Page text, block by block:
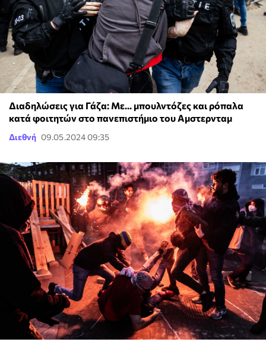
Διαδηλώσεις για Γάζα: Με... μπουλντόζες και ρόπαλα
κατά φοιτητών στο πανεπιστήμιο του Αμστερνταμ
Διεθνή 09.05.2024 09:35